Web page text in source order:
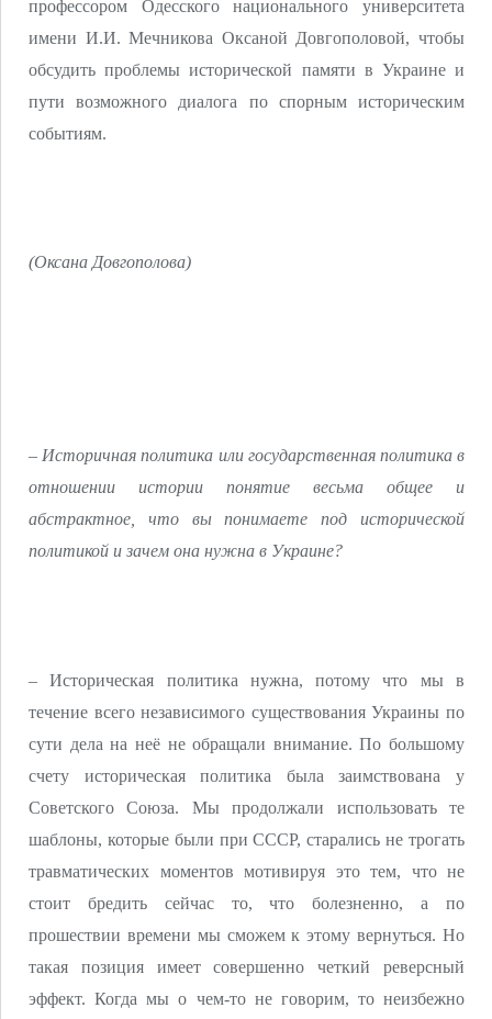
профессором Одесского национального университета
имени И.И. Мечникова Оксаной Довгополовой, чтобы
обсудить проблемы исторической памяти в Украине и
пути возможного диалога по спорным историческим
событиям.
(Оксана Довгополова)
– Историчная политика или государственная политика в
отношении истории понятие весьма общее и
абстрактное, что вы понимаете под исторической
политикой и зачем она нужна в Украине?
– Историческая политика нужна, потому что мы в
течение всего независимого существования Украины по
сути дела на неё не обращали внимание. По большому
счету историческая политика была заимствована у
Советского Союза. Мы продолжали использовать те
шаблоны, которые были при СССР, старались не трогать
травматических моментов мотивируя это тем, что не
стоит бредить сейчас то, что болезненно, а по
прошествии времени мы сможем к этому вернуться. Но
такая позиция имеет совершенно четкий реверсный
эффект. Когда мы о чем-то не говорим, то неизбежно